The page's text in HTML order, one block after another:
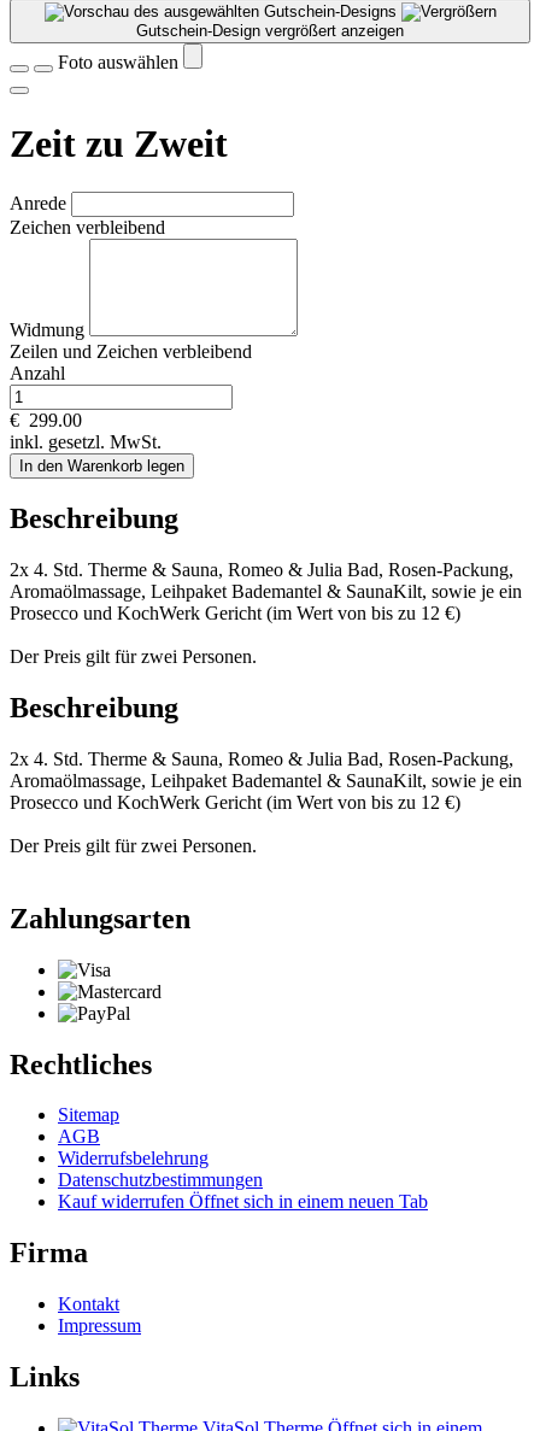
Gutschein-Design vergrößert anzeigen
Foto auswählen
Zeit zu Zweit
Anrede
Zeichen verbleibend
Widmung
Zeilen und Zeichen verbleibend
Anzahl
€ 299.00
inkl. gesetzl. MwSt.
In den Warenkorb legen
Beschreibung
2x 4. Std. Therme & Sauna, Romeo & Julia Bad, Rosen-Packung,
Aromaölmassage, Leihpaket Bademantel & SaunaKilt, sowie je ein
Prosecco und KochWerk Gericht (im Wert von bis zu 12 €)
Der Preis gilt für zwei Personen.
Beschreibung
2x 4. Std. Therme & Sauna, Romeo & Julia Bad, Rosen-Packung,
Aromaölmassage, Leihpaket Bademantel & SaunaKilt, sowie je ein
Prosecco und KochWerk Gericht (im Wert von bis zu 12 €)
Der Preis gilt für zwei Personen.
Zahlungsarten
Rechtliches
Sitemap
AGB
Widerrufsbelehrung
Datenschutzbestimmungen
Kauf widerrufen Öffnet sich in einem neuen Tab
Firma
Kontakt
Impressum
Links